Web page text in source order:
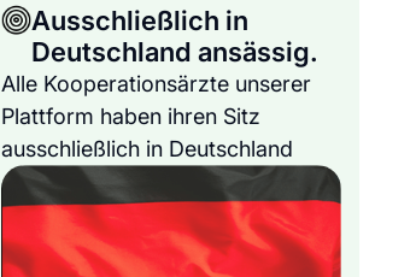
Ausschließlich in
Deutschland ansässig.
Alle Kooperationsärzte unserer
Plattform haben ihren Sitz
ausschließlich in Deutschland